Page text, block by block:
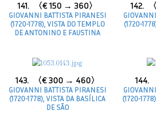
141. 〈€ 150 → 360〉
GIOVANNI BATTISTA PIRANESI
(1720-1778), VISTA DO TEMPLO
DE ANTONINO E FAUSTINA
142.
(1720-
143. 〈€ 300 → 460〉
GIOVANNI BATTISTA PIRANESI
(1720-1778), VISTA DA BASÍLICA
DE SÃO
144.
(1720-